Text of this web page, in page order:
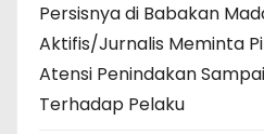
Persisnya di Babakan
Aktifis/Jurnalis Meminta
Atensi Penindakan
Terhadap Pelaku